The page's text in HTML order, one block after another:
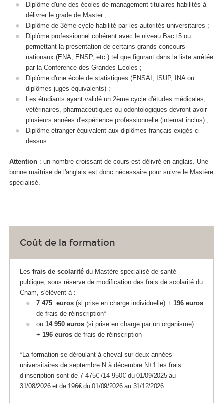
Diplôme d'une des écoles de management titulaires habilités à
délivrer le grade de Master ;
Diplôme de 3ème cycle habilité par les autorités universitaires ;
Diplôme professionnel cohérent avec le niveau Bac+5 ou
permettant la présentation de certains grands concours
nationaux (ENA, ENSP, etc.) tel que figurant dans la liste arrêtée
par la Conférence des Grandes Ecoles ;
Diplôme d'une école de statistiques (ENSAI, ISUP, INA ou
diplômes jugés équivalents) ;
Les étudiants ayant validé un 2ème cycle d'études médicales,
vétérinaires, pharmaceutiques ou odontologiques devront avoir
plusieurs années d'expérience professionnelle (internat inclus) ;
Diplôme étranger équivalent aux diplômes français exigés ci-
dessus.
Attention : un nombre croissant de cours est délivré en anglais. Une
bonne maîtrise de l'anglais est donc nécessaire pour suivre le Mastère
spécialisé.
Coût de la formation
Les frais de scolarité du Mastère spécialisé de santé
publique, sous réserve de modification des frais de scolarité du
Cnam, s'élèvent à :
7 475 euros(si prise en charge individuelle) + 196 euros
de frais de réinscription*
ou 14 950​euros (si prise en charge par un organisme)
+ 196 euros de frais de réinscription
*La formation se déroulant à cheval sur deux années
universitaires de septembre N à décembre N+1 les frais
d’inscription sont de 7 475€/14 950€ du 01/09/2025 au
31/08/2026 et de 196€ du 01/09/2026 au 31/12/2026.